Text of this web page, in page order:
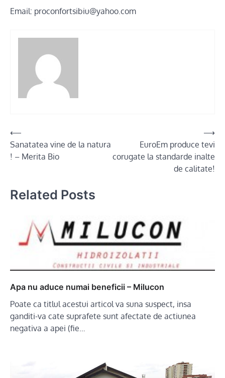
Email: proconfortsibiu@yahoo.com
Post
navigation
⟵
Sanatatea vine de la natura
! – Merita Bio
EuroEm produce tevi
corugate la standarde inalte
de calitate!
⟶
Related Posts
Apa nu aduce numai beneficii – Milucon
Poate ca titlul acestui articol va suna suspect, insa
ganditi-va cate suprafete sunt afectate de actiunea
negativa a apei (fie…